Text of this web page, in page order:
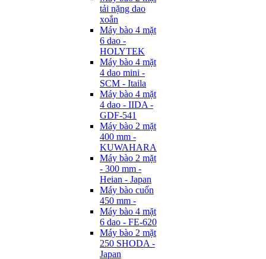
tải nặng dao
xoắn
Máy bào 4 mặt
6 dao -
HOLYTEK
Máy bào 4 mặt
4 dao mini -
SCM - Itaila
Máy bào 4 mặt
4 dao - IIDA -
GDF-541
Máy bào 2 mặt
400 mm -
KUWAHARA
Máy bào 2 mặt
- 300 mm -
Heian - Japan
Máy bào cuốn
450 mm -
Máy bào 4 mặt
6 dao - FE-620
Máy bào 2 mặt
250 SHODA -
Japan